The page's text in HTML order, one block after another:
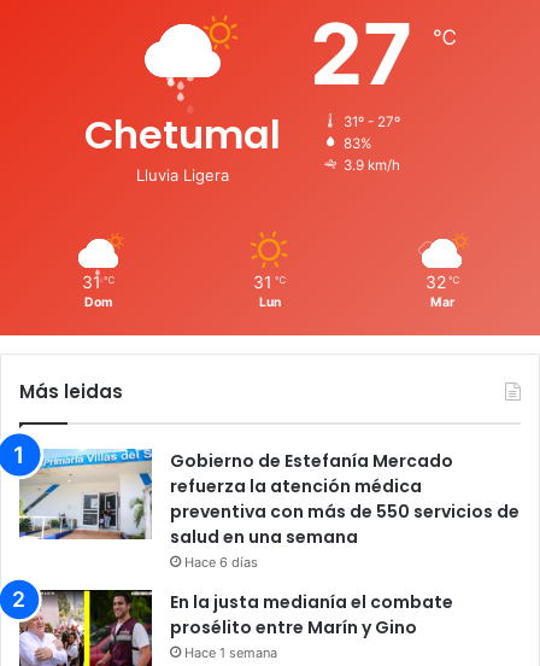
Chetumal
Lluvia Ligera
27 ℃
31º - 27º
83%
3.9 km/h
31 ℃
Dom
31 ℃
Lun
32 ℃
Mar
Más leidas
Gobierno de Estefanía Mercado
refuerza la atención médica
preventiva con más de 550 servicios de
salud en una semana
Hace 6 días
En la justa medianía el combate
prosélito entre Marín y Gino
Hace 1 semana